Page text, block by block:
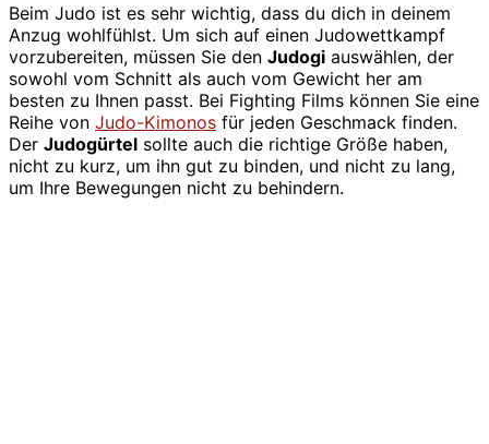
Beim Judo ist es sehr wichtig, dass du dich in deinem
Anzug wohlfühlst. Um sich auf einen Judowettkampf
vorzubereiten, müssen Sie den Judogi auswählen, der
sowohl vom Schnitt als auch vom Gewicht her am
besten zu Ihnen passt. Bei Fighting Films können Sie eine
Reihe von Judo-Kimonos für jeden Geschmack finden.
Der Judogürtel sollte auch die richtige Größe haben,
nicht zu kurz, um ihn gut zu binden, und nicht zu lang,
um Ihre Bewegungen nicht zu behindern.